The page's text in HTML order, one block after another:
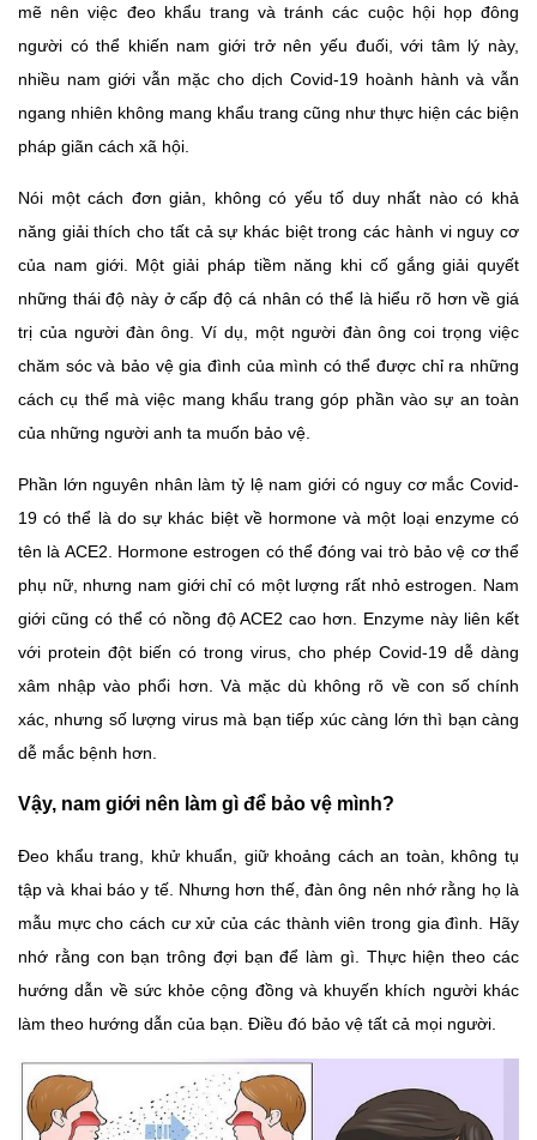
mẽ nên việc đeo khẩu trang và tránh các cuộc hội họp đông
người có thể khiến nam giới trở nên yếu đuối, với tâm lý này,
nhiều nam giới vẫn mặc cho dịch Covid-19 hoành hành và vẫn
ngang nhiên không mang khẩu trang cũng như thực hiện các biện
pháp giãn cách xã hội.
Nói một cách đơn giản, không có yếu tố duy nhất nào có khả
năng giải thích cho tất cả sự khác biệt trong các hành vi nguy cơ
của nam giới. Một giải pháp tiềm năng khi cố gắng giải quyết
những thái độ này ở cấp độ cá nhân có thể là hiểu rõ hơn về giá
trị của người đàn ông. Ví dụ, một người đàn ông coi trọng việc
chăm sóc và bảo vệ gia đình của mình có thể được chỉ ra những
cách cụ thể mà việc mang khẩu trang góp phần vào sự an toàn
của những người anh ta muốn bảo vệ.
Phần lớn nguyên nhân làm tỷ lệ nam giới có nguy cơ mắc Covid-
19 có thể là do sự khác biệt về hormone và một loại enzyme có
tên là ACE2. Hormone estrogen có thể đóng vai trò bảo vệ cơ thể
phụ nữ, nhưng nam giới chỉ có một lượng rất nhỏ estrogen. Nam
giới cũng có thể có nồng độ ACE2 cao hơn. Enzyme này liên kết
với protein đột biến có trong virus, cho phép Covid-19 dễ dàng
xâm nhập vào phổi hơn. Và mặc dù không rõ về con số chính
xác, nhưng số lượng virus mà bạn tiếp xúc càng lớn thì bạn càng
dễ mắc bệnh hơn.
Vậy, nam giới nên làm gì để bảo vệ mình?
Đeo khẩu trang, khử khuẩn, giữ khoảng cách an toàn, không tụ
tập và khai báo y tế. Nhưng hơn thế, đàn ông nên nhớ rằng họ là
mẫu mực cho cách cư xử của các thành viên trong gia đình. Hãy
nhớ rằng con bạn trông đợi bạn để làm gì. Thực hiện theo các
hướng dẫn về sức khỏe cộng đồng và khuyến khích người khác
làm theo hướng dẫn của bạn. Điều đó bảo vệ tất cả mọi người.